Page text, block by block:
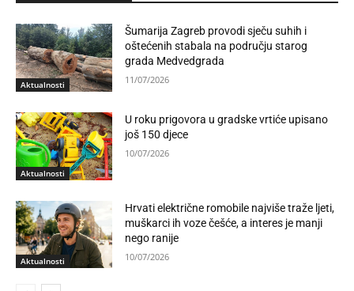
Aktualnosti
Šumarija Zagreb provodi sječu suhih i
oštećenih stabala na području starog
grada Medvedgrada
11/07/2026
Aktualnosti
U roku prigovora u gradske vrtiće upisano
još 150 djece
10/07/2026
Aktualnosti
Hrvati električne romobile najviše traže ljeti,
muškarci ih voze češće, a interes je manji
nego ranije
10/07/2026